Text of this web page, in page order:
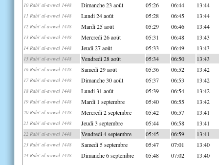
10 Rabi' al-awwal 1448 Dimanche 23 août 05:26 06:44 13:44
11 Rabi' al-awwal 1448 Lundi 24 août 05:28 06:45 13:44
12 Rabi' al-awwal 1448 Mardi 25 août 05:29 06:46 13:44
13 Rabi' al-awwal 1448 Mercredi 26 août 05:31 06:48 13:43
14 Rabi' al-awwal 1448 Jeudi 27 août 05:33 06:49 13:43
15 Rabi' al-awwal 1448 Vendredi 28 août 05:34 06:50 13:43
16 Rabi' al-awwal 1448 Samedi 29 août 05:36 06:52 13:42
17 Rabi' al-awwal 1448 Dimanche 30 août 05:37 06:53 13:42
18 Rabi' al-awwal 1448 Lundi 31 août 05:39 06:54 13:42
19 Rabi' al-awwal 1448 Mardi 1 septembre 05:40 06:55 13:42
20 Rabi' al-awwal 1448 Mercredi 2 septembre 05:42 06:57 13:41
21 Rabi' al-awwal 1448 Jeudi 3 septembre 05:44 06:58 13:41
22 Rabi' al-awwal 1448 Vendredi 4 septembre 05:45 06:59 13:41
23 Rabi' al-awwal 1448 Samedi 5 septembre 05:47 07:01 13:40
24 Rabi' al-awwal 1448 Dimanche 6 septembre 05:48 07:02 13:40